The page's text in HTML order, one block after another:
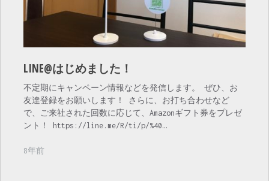
LINE@はじめました！
不定期にキャンペーン情報などを発信します。 ぜひ、お
友達登録をお願いします！ さらに、お打ち合わせなど
で、ご来社された回数に応じて、Amazonギフト券をプレゼ
ント！ https://line.me/R/ti/p/%40…
8年前